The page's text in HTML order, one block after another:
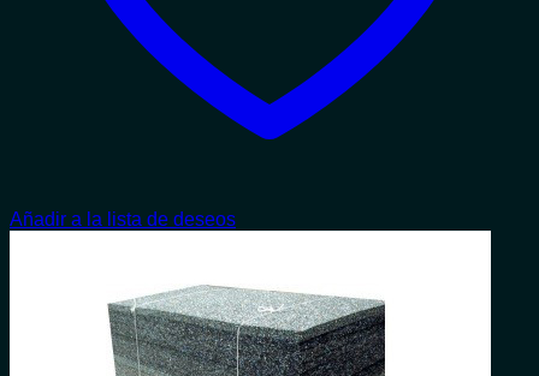
Añadir a la lista de deseos